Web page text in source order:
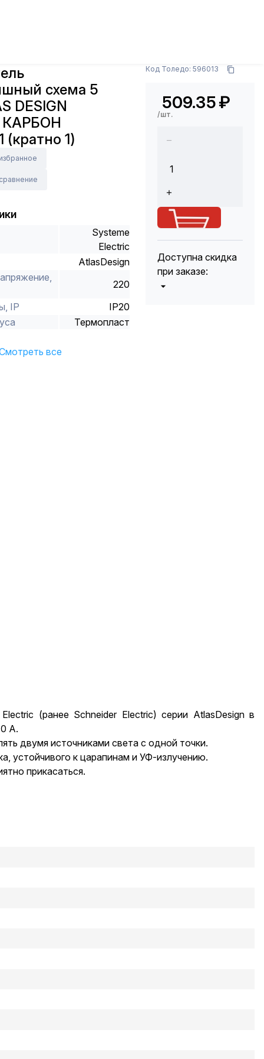
КАРБОН ATN001051 (кратно 1)
схема 5
DESIGN
КАРБОН
(кратно 1)
Systeme
Electric
AtlasDesign
220
IP
IP20
Термопласт
все
Код Толедо: 596013
509.35₽
/шт.
Доступна скидка
при заказе:
(ранее Schneider Electric) серии AtlasDesign в
А.
двумя источниками света с одной точки.
устойчивого к царапинам и УФ-излучению.
прикасаться.